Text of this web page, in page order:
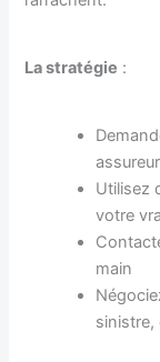
La stratégie :
Utilisez
votre
main
sinistre,